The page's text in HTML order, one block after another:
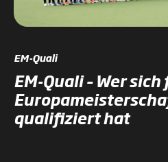
EM-Quali
EM-Quali – Wer
qualifiziert hat